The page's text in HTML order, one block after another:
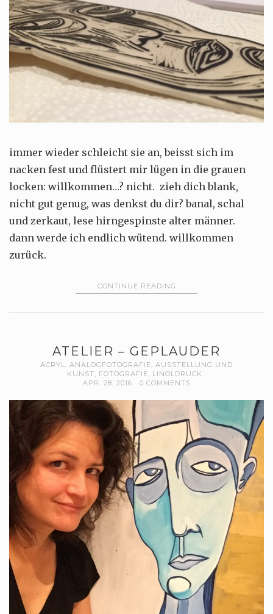
immer wieder schleicht sie an, beisst sich im
nacken fest und flüstert mir lügen in die grauen
locken: willkommen…? nicht. zieh dich blank,
nicht gut genug, was denkst du dir? banal, schal
und zerkaut, lese hirngespinste alter männer.
dann werde ich endlich wütend. willkommen
zurück.
CONTINUE READING
ATELIER – GEPLAUDER
ACRYL, ANALOGFOTOGRAFIE, AUSSTELLUNG UND
KUNST, FOTOGRAFIE, LINOLDRUCK
APR. 28, 2016
0 COMMENTS